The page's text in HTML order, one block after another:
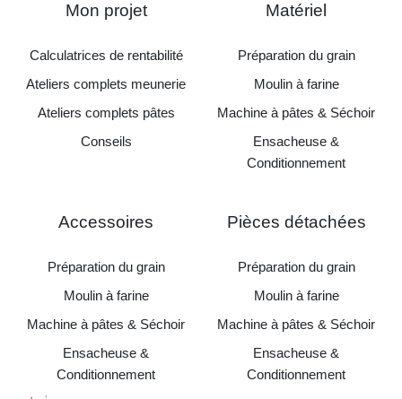
Mon projet
Calculatrices de rentabilité
Ateliers complets meunerie
Ateliers complets pâtes
Conseils
Matériel
Préparation du grain
Moulin à farine
Machine à pâtes & Séchoir
Ensacheuse &
Conditionnement
Accessoires
Préparation du grain
Moulin à farine
Machine à pâtes & Séchoir
Ensacheuse &
Conditionnement
Pièces détachées
Préparation du grain
Moulin à farine
Machine à pâtes & Séchoir
Ensacheuse &
Conditionnement